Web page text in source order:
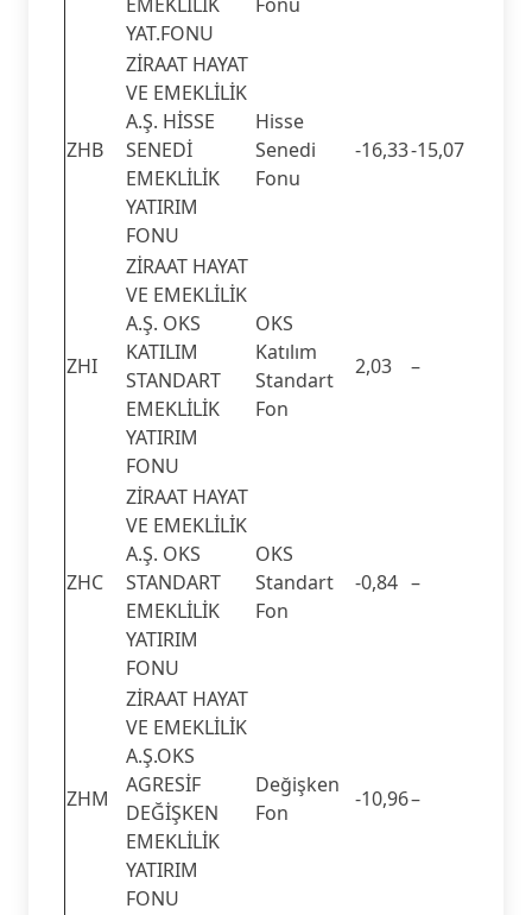
EMEKLİLİK
YAT.FONU
Fonu
ZHB
ZİRAAT HAYAT
VE EMEKLİLİK
A.Ş. HİSSE
SENEDİ
EMEKLİLİK
YATIRIM
FONU
Hisse
Senedi
Fonu
-16,33-15,07
ZHI
ZİRAAT HAYAT
VE EMEKLİLİK
A.Ş. OKS
KATILIM
STANDART
EMEKLİLİK
YATIRIM
FONU
OKS
Katılım
Standart
Fon
2,03 –
ZHC
ZİRAAT HAYAT
VE EMEKLİLİK
A.Ş. OKS
STANDART
EMEKLİLİK
YATIRIM
FONU
OKS
Standart
Fon
-0,84 –
ZHM
ZİRAAT HAYAT
VE EMEKLİLİK
A.Ş.OKS
AGRESİF
DEĞİŞKEN
EMEKLİLİK
YATIRIM
FONU
Değişken
Fon
-10,96–